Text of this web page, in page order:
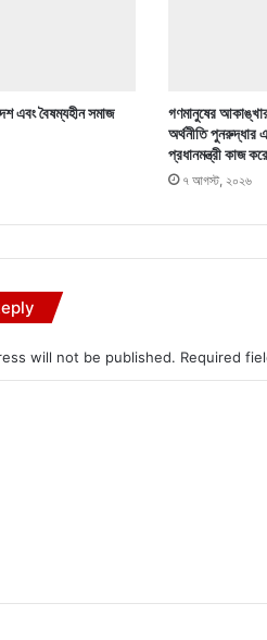
এবং বৈষম্যহীন সমাজ
গণমানুষের
অর্থনীতি পুনরুদ্ধার
প্রধানমন্ত্রী কাজ
৭ আগস্ট, ২০২৬
will not be published. Required